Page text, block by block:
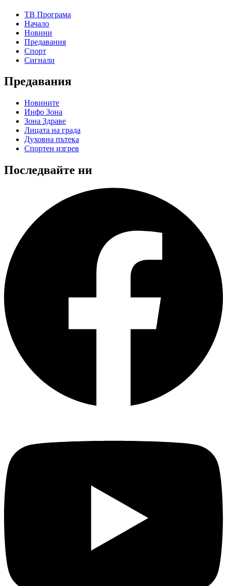
ТВ Програма
Начало
Новини
Предавания
Спорт
Сигнали
Предавания
Новините
Инфо Зона
Зона Здраве
Лицата на града
Духовна пътека
Спортен изгрев
Последвайте ни